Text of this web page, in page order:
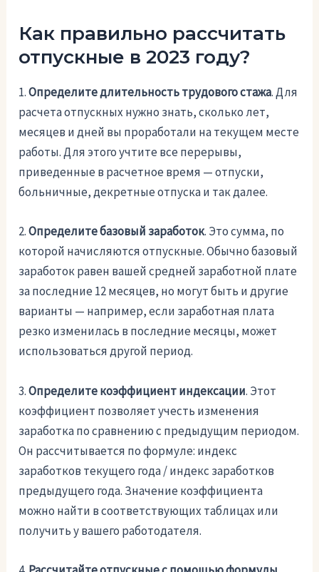
Как правильно рассчитать
отпускные в 2023 году?
1.Определите длительность трудового стажа. Для
расчета отпускных нужно знать, сколько лет,
месяцев и дней вы проработали на текущем месте
работы. Для этого учтите все перерывы,
приведенные в расчетное время — отпуски,
больничные, декретные отпуска и так далее.
2.Определите базовый заработок. Это сумма, по
которой начисляются отпускные. Обычно базовый
заработок равен вашей средней заработной плате
за последние 12 месяцев, но могут быть и другие
варианты — например, если заработная плата
резко изменилась в последние месяцы, может
использоваться другой период.
3.Определите коэффициент индексации. Этот
коэффициент позволяет учесть изменения
заработка по сравнению с предыдущим периодом.
Он рассчитывается по формуле: индекс
заработков текущего года / индекс заработков
предыдущего года. Значение коэффициента
можно найти в соответствующих таблицах или
получить у вашего работодателя.